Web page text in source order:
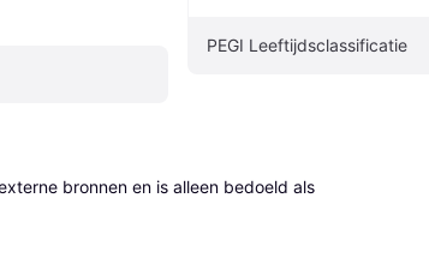
PEGI Leeftijdsclassificatie
bronnen en is alleen bedoeld als